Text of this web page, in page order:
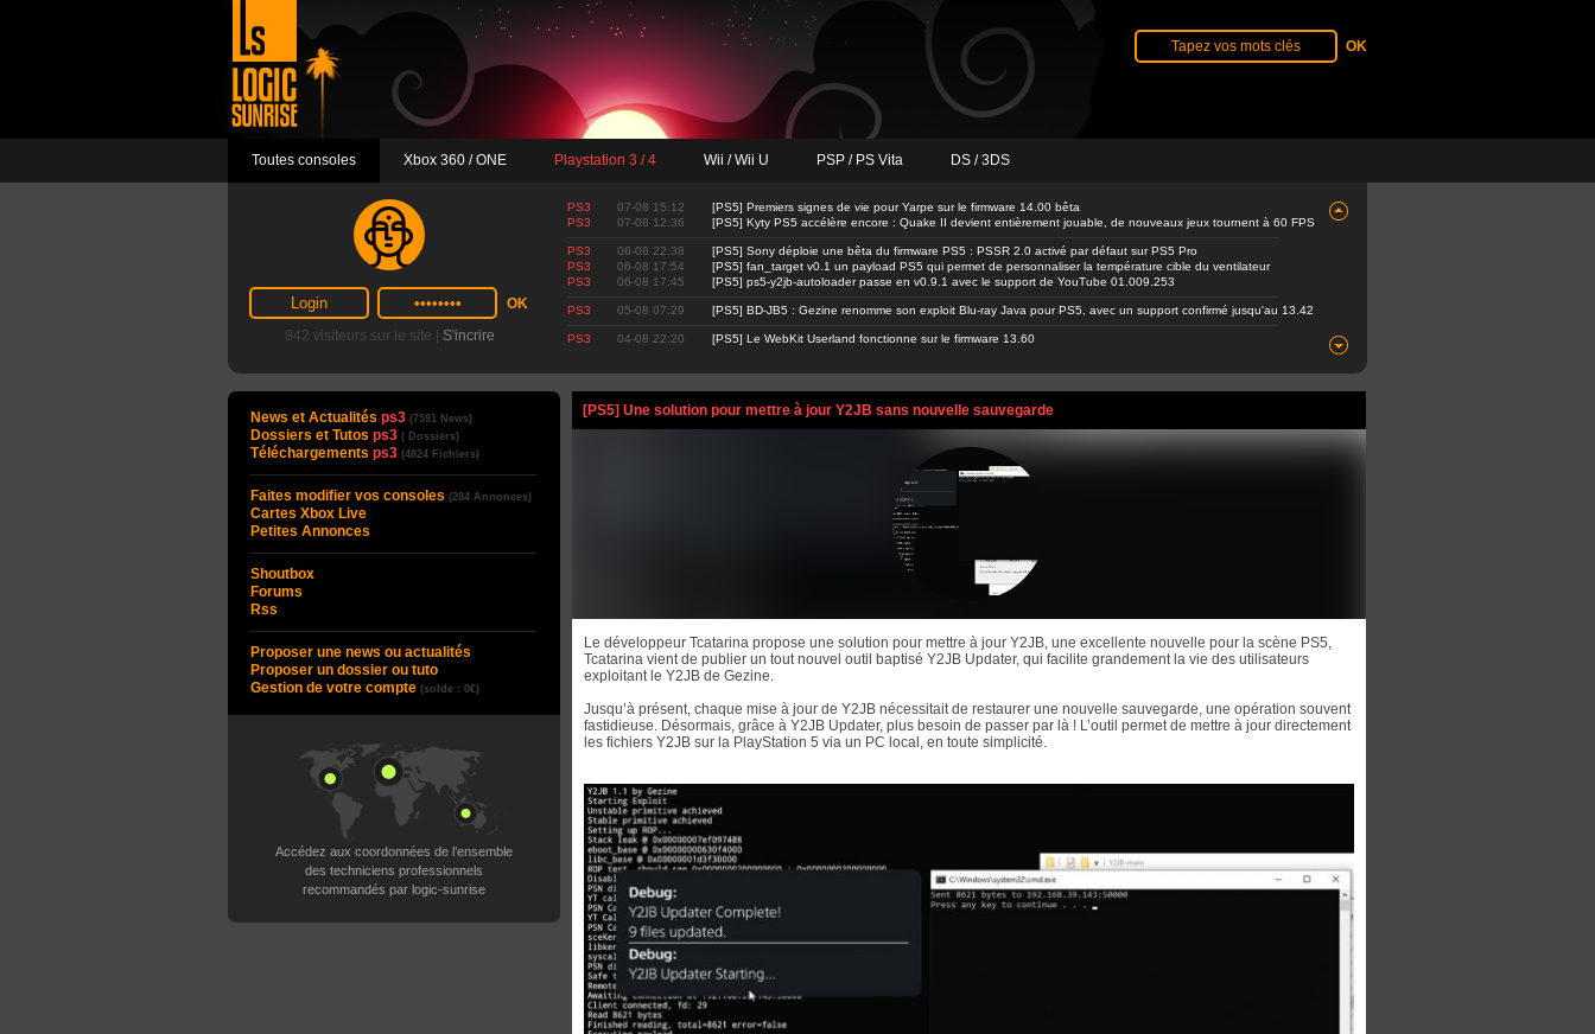
Toutes consoles Xbox 360 / ONE Playstation 3 / 4 Wii / Wii U PSP / PS Vita DS / 3DS
842 visiteurs sur le site | S'incrire
PS3 07-08 15:12
[PS5] Premiers signes de vie pour Yarpe sur le firmware 14.00 bêta
PS3
07-08 12:36 [PS5] Kyty PS5 accélère encore : Quake II devient entièrement jouable, de nouveaux jeux tournent à 60 FPS
PS3 06-08 22:38
[PS5] Sony déploie une bêta du firmware PS5 : PSSR 2.0 activé par défaut sur PS5 Pro
PS3
06-08 17:54
[PS5] fan_target v0.1 un payload PS5 qui permet de personnaliser la température cible du ventilateur
PS3
06-08 17:45 [PS5] ps5-y2jb-autoloader passe en v0.9.1 avec le support de YouTube 01.009.253
PS3 05-08 07:29 [PS5] BD-JB5 : Gezine renomme son exploit Blu-ray Java pour PS5, avec un support confirmé jusqu'au 13.42
PS3 04-08 22:20 [PS5] Le WebKit Userland fonctionne sur le firmware 13.60
News et Actualités ps3 (7591 News)
Dossiers et Tutos ps3 ( Dossiers)
Téléchargements ps3 (4824 Fichiers)
Faites modifier vos consoles (284 Annonces)
Cartes Xbox Live
Petites Annonces
Shoutbox
Forums
Rss
Proposer une news ou actualités
Proposer un dossier ou tuto
Gestion de votre compte (solde : 0€)
Accédez aux coordonnées de l’ensemble
des techniciens professionnels
recommandés par logic-sunrise
[PS5] Une solution pour mettre à jour Y2JB sans nouvelle sauvegarde
Le développeur Tcatarina propose une solution pour mettre à jour Y2JB, une excellente nouvelle pour la scène PS5,
Tcatarina vient de publier un tout nouvel outil baptisé Y2JB Updater, qui facilite grandement la vie des utilisateurs
exploitant le Y2JB de Gezine.
Jusqu’à présent, chaque mise à jour de Y2JB nécessitait de restaurer une nouvelle sauvegarde, une opération souvent
fastidieuse. Désormais, grâce à Y2JB Updater, plus besoin de passer par là ! L’outil permet de mettre à jour directement
les fichiers Y2JB sur la PlayStation 5 via un PC local, en toute simplicité.